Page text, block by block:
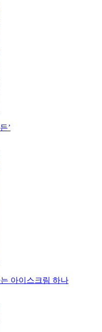
’
아이스크림 하나